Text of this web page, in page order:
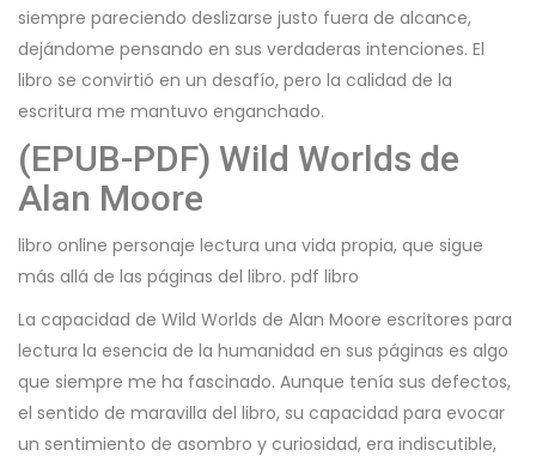
siempre pareciendo deslizarse justo fuera de alcance,
dejándome pensando en sus verdaderas intenciones. El
libro se convirtió en un desafío, pero la calidad de la
escritura me mantuvo enganchado.
(EPUB-PDF) Wild Worlds de
Alan Moore
libro online​ personaje lectura una vida propia, que sigue
más allá de las páginas del libro. pdf libro
La capacidad de Wild Worlds de Alan Moore escritores para
lectura la esencia de la humanidad en sus páginas es algo
que siempre me ha fascinado. Aunque tenía sus defectos,
el sentido de maravilla del libro, su capacidad para evocar
un sentimiento de asombro y curiosidad, era indiscutible,